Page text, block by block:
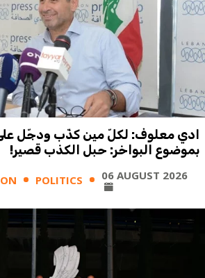
ادي معلوف: لكلّ مين كذّب ودجّل
بموضوع البواخر: حبل الكذب قصير!
POLITICS 06 AUGUST 2026